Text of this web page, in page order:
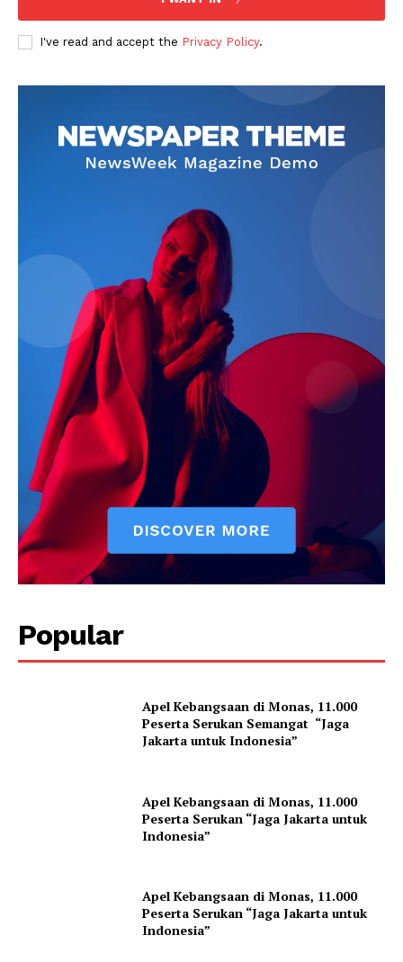
I've read and accept the Privacy Policy.
Popular
Apel Kebangsaan di Monas, 11.000
Peserta Serukan Semangat “Jaga
Jakarta untuk Indonesia”
Apel Kebangsaan di Monas, 11.000
Peserta Serukan “Jaga Jakarta untuk
Indonesia”
Apel Kebangsaan di Monas, 11.000
Peserta Serukan “Jaga Jakarta untuk
Indonesia”